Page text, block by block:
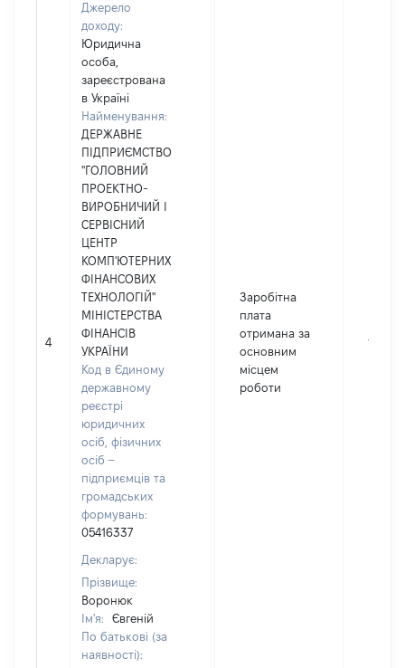
4
Джерело
доходу:
Юридична
особа,
зареєстрована
в Україні
Найменування:
ДЕРЖАВНЕ
ПIДПРИЄМСТВО
"ГОЛОВНИЙ
ПРОЕКТНО-
ВИРОБНИЧИЙ І
СЕРВІСНИЙ
ЦЕНТР
КОМП'ЮТЕРНИХ
ФІНАНСОВИХ
ТЕХНОЛОГІЙ"
МІНІСТЕРСТВА
ФІНАНСІВ
УКРАЇНИ
Код в Єдиному
державному
реєстрі
юридичних
осіб, фізичних
осіб –
підприємців та
громадських
формувань:
05416337
Декларує:
Прізвище:
Воронюк
Ім'я:
Євгеній
По батькові (за
наявності):
Заробітна
плата
отримана за
основним
місцем
роботи
111150